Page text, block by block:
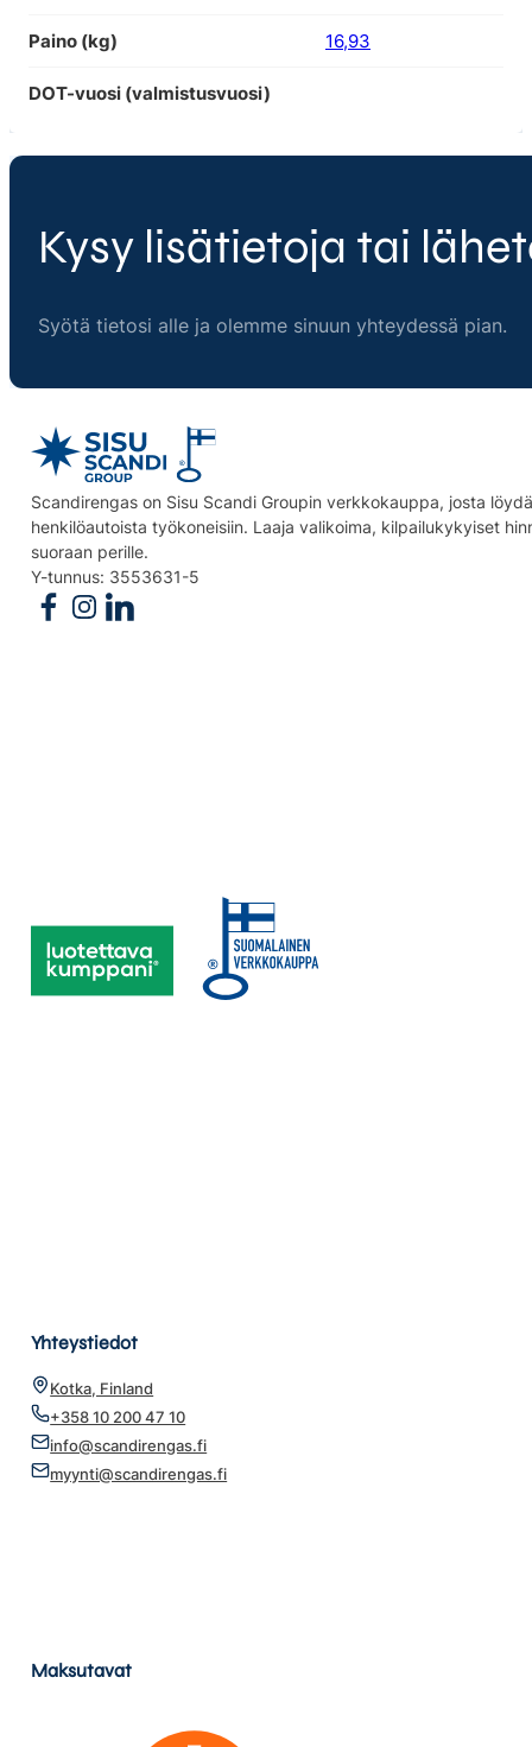
Paino (kg) 16,93
DOT-vuosi (valmistusvuosi)
Kysy lisätietoja tai
Syötä tietosi alle ja olemme sinuun yhteydessä pian.
Scandirengas on Sisu Scandi Groupin verkkokauppa, josta
henkilöautoista työkoneisiin. Laaja valikoima, kilpailukykyiset
suoraan perille.
Y-tunnus: 3553631-5
Follow us on Facebook
Follow us on Instagram
Follow us on Linkedin
Yhteystiedot
Kotka, Finland
+358 10 200 47 10
info@scandirengas.fi
myynti@scandirengas.fi
Maksutavat